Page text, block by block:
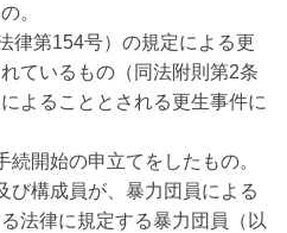
。
第154号）の規定による更
ているもの（同法附則第2条
よることとされる更生事件に
開始の申立てをしたもの。
構成員が、暴力団員による
法律に規定する暴力団員（以